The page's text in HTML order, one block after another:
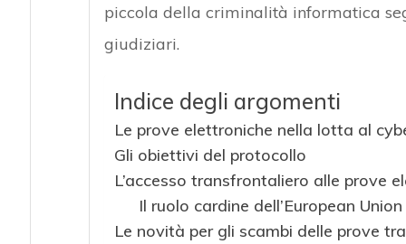
piccola della criminalità informatica
giudiziari.
Indice degli argomenti
Le prove elettroniche nella lotta al
Gli obiettivi del protocollo
L’accesso transfrontaliero alle prove
Il ruolo cardine dell’European
Le novità per gli scambi delle prove